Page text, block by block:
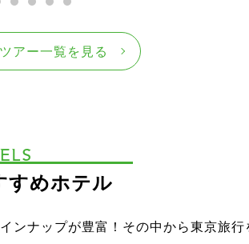
アー一覧を見る
すめホテル
ナップが豊富！その中から東京旅